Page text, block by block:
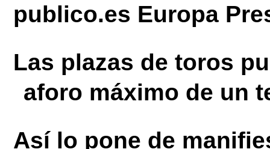
publico.es Europa
Las plazas de toros
aforo máximo de un
Así lo pone de